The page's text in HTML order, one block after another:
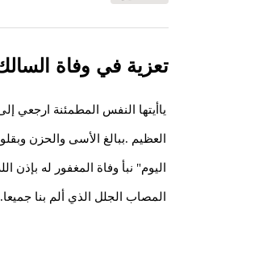
تعزية في وفاة
ياأيتها النفس المطمئنة
العظيم .ببالغ الأسى والحزن
اليوم" نبأ وفاة المغفور له
المصاب الجلل الذي ألم بنا جميعا.